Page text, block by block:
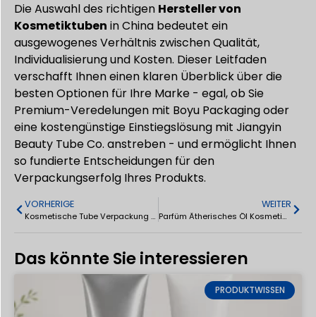
Die Auswahl des richtigen Hersteller von
Kosmetiktuben in China bedeutet ein
ausgewogenes Verhältnis zwischen Qualität,
Individualisierung und Kosten. Dieser Leitfaden
verschafft Ihnen einen klaren Überblick über die
besten Optionen für Ihre Marke - egal, ob Sie
Premium-Veredelungen mit Boyu Packaging oder
eine kostengünstige Einstiegslösung mit Jiangyin
Beauty Tube Co. anstreben - und ermöglicht Ihnen
so fundierte Entscheidungen für den
Verpackungserfolg Ihres Produkts.
VORHERIGE
Kosmetische Tube Verpackung für Sonnencreme Augencreme Squeeze Tube
WEITER
Parfüm Ätherisches Öl Kosmetische Rollerball Flasche 3ml/5ml/10ml
Das könnte Sie interessieren
PRODUKTWISSEN